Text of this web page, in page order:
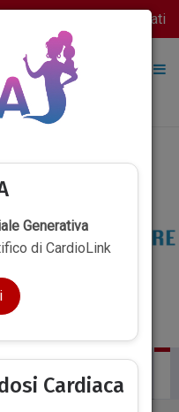
Registrati
PILLS FOCUS ON
Generativa
di CardioLink
Cardiaca